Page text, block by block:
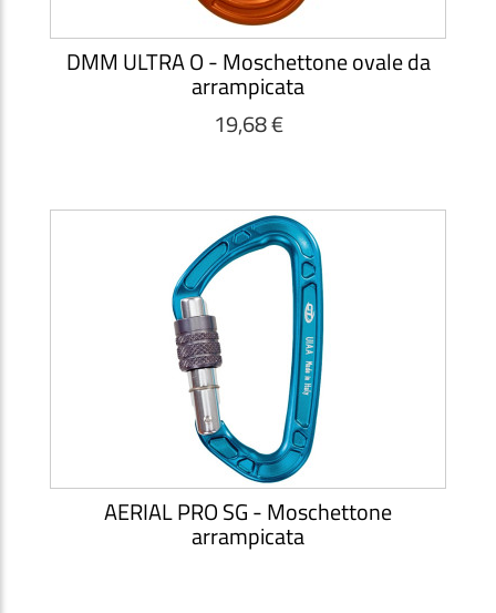
DMM ULTRA O - Moschettone ovale da
arrampicata
19,68 €
AERIAL PRO SG - Moschettone
arrampicata